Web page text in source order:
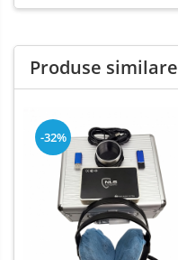
Produse similare
-32%